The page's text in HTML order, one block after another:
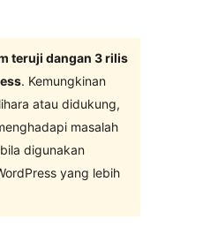
teruji dangan 3 rilis
. Kemungkinan
atau didukung,
masalah
digunakan
yang lebih